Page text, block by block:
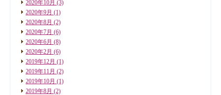
2020年10月 (3)
2020年9月 (1)
2020年8月 (2)
2020年7月 (6)
2020年6月 (8)
2020年2月 (6)
2019年12月 (1)
2019年11月 (2)
2019年10月 (1)
2019年8月 (2)